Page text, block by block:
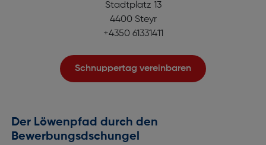
Stadtplatz 13
4400 Steyr
+4350 61331411
Schnuppertag vereinbaren
Der Löwenpfad durch den
Bewerbungsdschungel